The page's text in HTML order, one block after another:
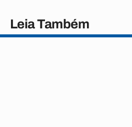
Leia Também